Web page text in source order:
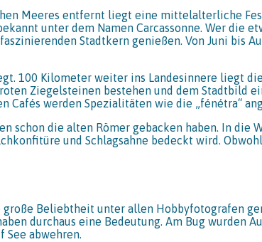
Meeres entfernt liegt eine mittelalterliche
unter dem Namen Carcassonne. Wer die
Stadtkern genießen. Von Juni bis
100 Kilometer weiter ins Landesinnere liegt
Ziegelsteinen bestehen und dem Stadtbild
werden Spezialitäten wie die „fénétra“
schon die alten Römer gebacken haben. In die
und Schlagsahne bedeckt wird.
große Beliebtheit unter allen Hobbyfotografen
durchaus eine Bedeutung. Am Bug wurden
See abwehren.